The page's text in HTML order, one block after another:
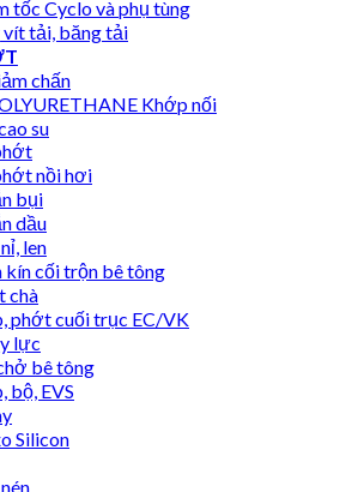
tốc Cyclo và phụ tùng
vít tải, băng tải
chấn
Khớp nối
su
nồi hơi
bụi
dầu
len
kín cối trộn bê tông
chà
phớt cuối trục EC/VK
lực
bê tông
bộ, EVS
Silicon